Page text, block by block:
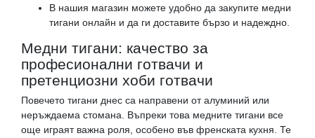
В нашия магазин можете удобно да закупите медни
тигани онлайн и да ги доставите бързо и надеждно.
Медни тигани: качество за
професионални готвачи и
претенциозни хоби готвачи
Повечето тигани днес са направени от алуминий или
неръждаема стомана. Въпреки това медните тигани все
още играят важна роля, особено във френската кухня. Те